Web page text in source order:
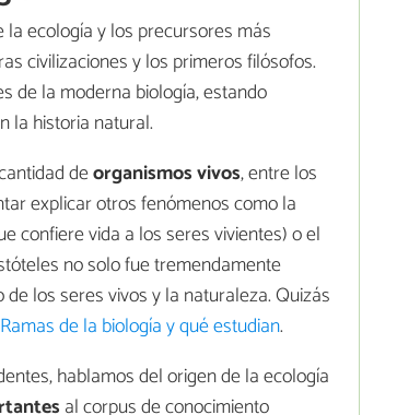
ecología y los precursores más
civilizaciones y los primeros filósofos.
de la moderna biología, estando
la historia natural.
deorganismos vivos, entre los
explicar otros fenómenos como la
confiere vida a los seres vivientes) o el
no solo fue tremendamente
los seres vivos y la naturaleza. Quizás
Ramas de la biología y qué estudian.
hablamos del origen de la ecología
al corpus de conocimiento